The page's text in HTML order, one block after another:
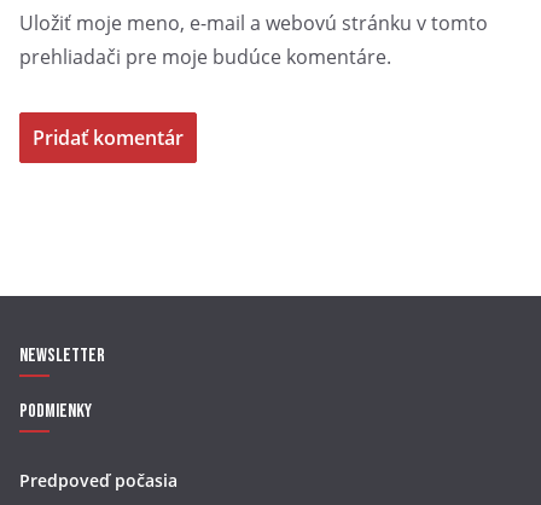
Uložiť moje meno, e-mail a webovú stránku v tomto
prehliadači pre moje budúce komentáre.
Newsletter
Podmienky
Predpoveď počasia